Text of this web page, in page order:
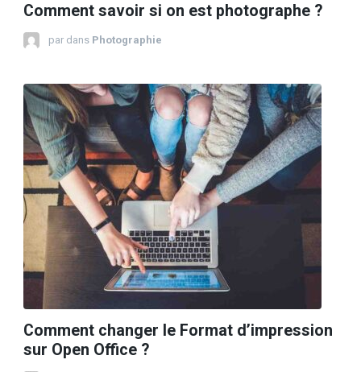
Comment savoir si on est photographe ?
par dans Photographie
Comment changer le Format d’impression
sur Open Office ?